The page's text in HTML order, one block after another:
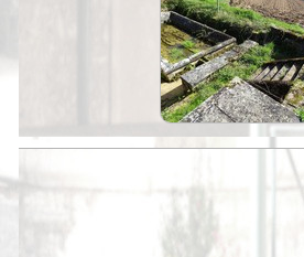
Outils-des-
Cartes Postales-
Peintures
Presse